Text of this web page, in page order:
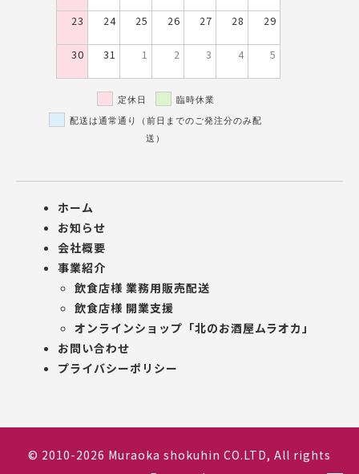
23 24 25 26 27 28 29
30 31 1 2 3 4 5
定休日
臨時休業
配送は通常通り（前日までのご発注分のみ配
送）
ホーム
お知らせ
会社概要
事業紹介
飲食店様 業務用販売配送
飲食店様 開業支援
オンラインショップ「北のお酒屋ムラオカ」
お問い合わせ
プライバシーポリシー
© 2010-2026 Muraoka shokuhin CO.LTD, All rights